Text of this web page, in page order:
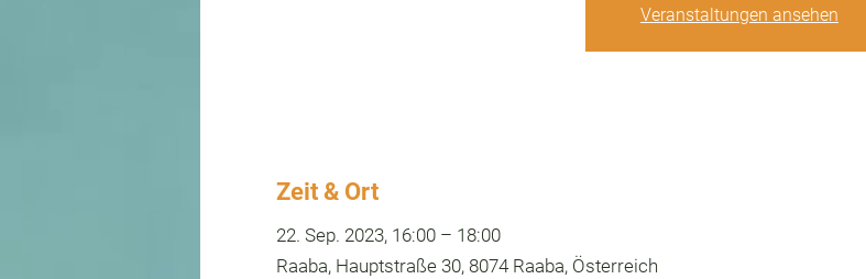
Veranstaltungen ansehen
Zeit & Ort
22. Sep. 2023, 16:00 – 18:00
Raaba, Hauptstraße 30, 8074 Raaba, Österreich